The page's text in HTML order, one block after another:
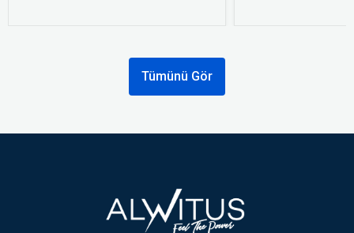
Tümünü Gör